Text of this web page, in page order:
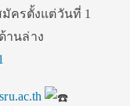
ครตั้งแต่วันที่ 1
านล่าง